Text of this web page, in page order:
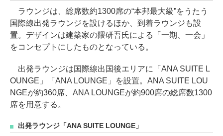
ラウンジは、総席数約1300席の“本邦最大級”をうたう
国際線出発ラウンジを設けるほか、到着ラウンジも設
置。デザインは建築家の隈研吾氏による「一期、一会」
をコンセプトにしたものとなっている。
出発ラウンジは国際線出国後エリアに「ANA SUITE L
OUNGE」「ANA LOUNGE」を設置。ANA SUITE LOU
NGEが約360席、ANA LOUNGEが約900席の総席数1300
席を用意する。
出発ラウンジ「ANA SUITE LOUNGE」